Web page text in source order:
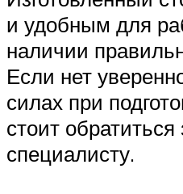
и удобным для
наличии
Если нет
силах при
стоит
специалисту.